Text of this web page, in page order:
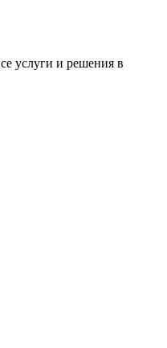
услуги и решения в